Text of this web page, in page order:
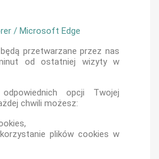
/ Microsoft Edge
przetwarzane przez nas
od ostatniej wizyty w
opcji Twojej
chwili możesz:
plików cookies w